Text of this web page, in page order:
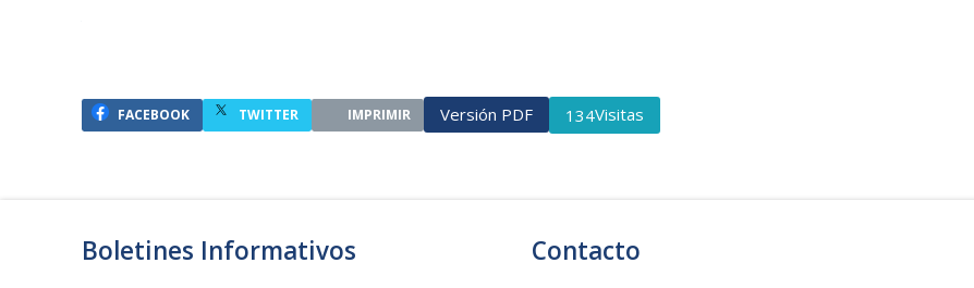
FACEBOOK TWITTER IMPRIMIR Versión PDF 134Visitas
Boletines Informativos Contacto